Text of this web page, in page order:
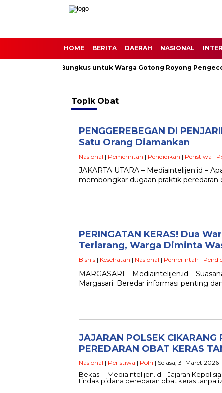
HOME BERITA DAERAH NASIONAL
30 Nasi Bungkus untuk Warga Gotong Royong
Topik Obat
PENGGEREBEGAN DI
Satu Orang Diamankan
Nasional | Pemerintah | Pendidikan | Peristiwa |
JAKARTA UTARA – Mediaintelijen.id –
membongkar dugaan praktik peredaran
PERINGATAN KERAS! Dua
Terlarang, Warga Diminta
Bisnis | Kesehatan | Nasional | Pemerintah |
MARGASARI – Mediaintelijen.id –
Margasari. Beredar informasi penting
JAJARAN POLSEK CIKARANG
PEREDARAN OBAT KERAS
Nasional | Peristiwa | Polri | Selasa, 31 Maret
Bekasi – Mediaintelijen.id – Jajaran
tindak pidana peredaran obat keras tanpa